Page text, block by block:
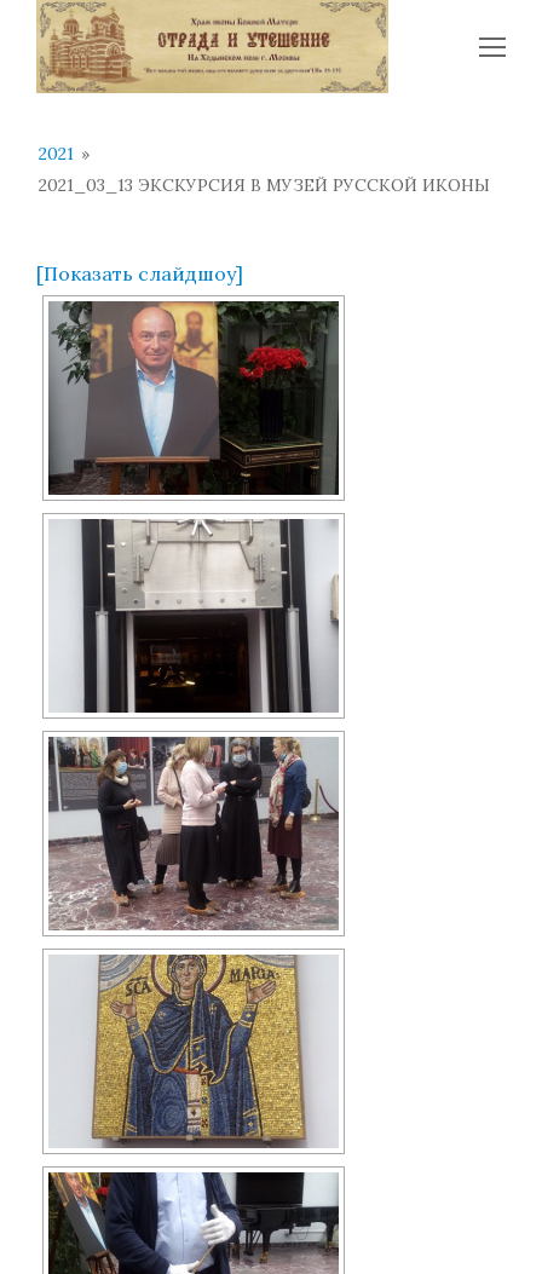
2021 »
2021_03_13 ЭКСКУРСИЯ В МУЗЕЙ РУССКОЙ ИКОНЫ
[Показать слайдшоу]